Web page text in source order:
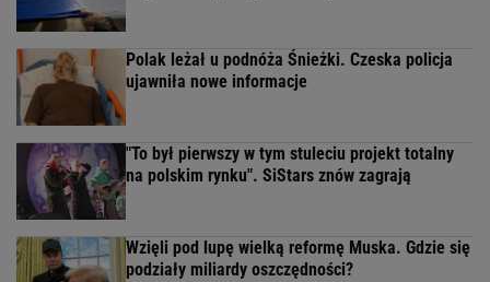
Polak leżał u podnóża Śnieżki. Czeska policja
ujawniła nowe informacje
"To był pierwszy w tym stuleciu projekt totalny
na polskim rynku". SiStars znów zagrają
Wzięli pod lupę wielką reformę Muska. Gdzie się
podziały miliardy oszczędności?